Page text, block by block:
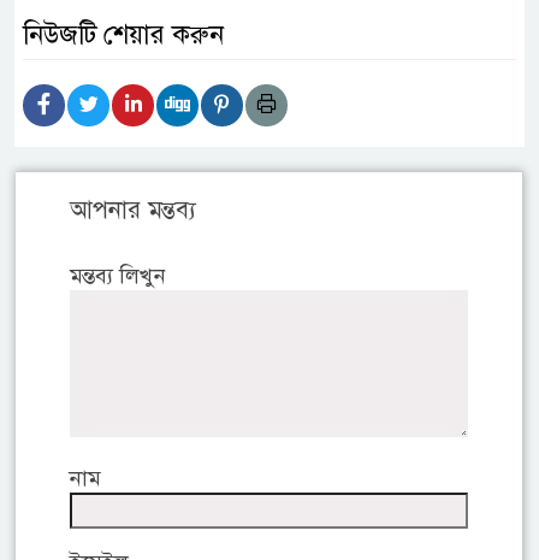
নিউজটি শেয়ার করুন
আপনার মন্তব্য
মন্তব্য লিখুন
নাম